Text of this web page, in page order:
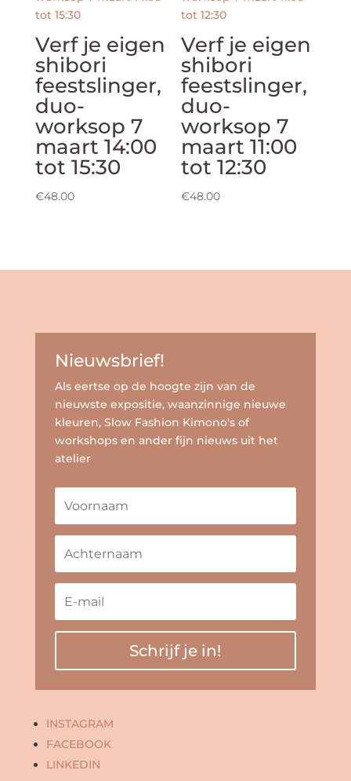
Verf je eigen
shibori
feestslinger,
duo-
worksop 7
maart 14:00
tot 15:30
€48.00
Verf je eigen
shibori
feestslinger,
duo-
worksop 7
maart 11:00
tot 12:30
€48.00
Nieuwsbrief!
Als eertse op de hoogte zijn van de
nieuwste expositie, waanzinnige nieuwe
kleuren, Slow Fashion Kimono's of
workshops en ander fijn nieuws uit het
atelier
Schrijf je in!
INSTAGRAM
FACEBOOK
LINKEDIN